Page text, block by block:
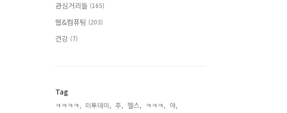
관심거리들 (165)
웹&컴퓨팅 (203)
건강 (7)
Tag
ㅋㅋㅋㅋ, 미투데이, 주, 헬스, ㅋㅋㅋ, 아,